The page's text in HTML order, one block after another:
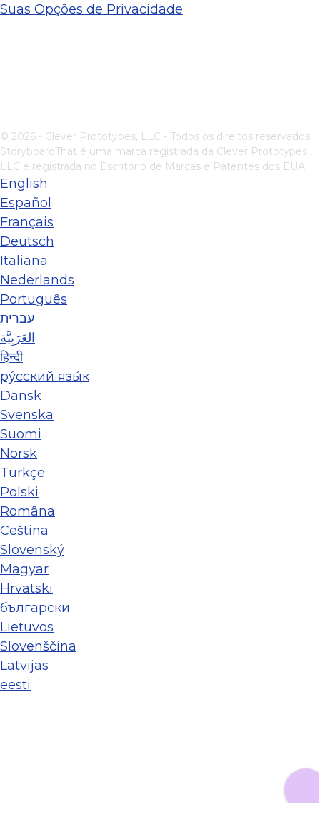
Suas Opções de Privacidade
© 2026 - Clever Prototypes, LLC - Todos os direitos reservados.
StoryboardThat é uma marca registrada da Clever Prototypes ,
LLC e registrada no Escritório de Marcas e Patentes dos EUA
English
Español
Français
Deutsch
Italiana
Nederlands
Português
עברית
العَرَبِيَّة
हिन्दी
ру́сский язы́к
Dansk
Svenska
Suomi
Norsk
Türkçe
Polski
Româna
Ceština
Slovenský
Magyar
Hrvatski
български
Lietuvos
Slovenščina
Latvijas
eesti